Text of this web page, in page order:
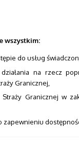
wszystkim:
do usług
na rzecz
Granicznej,
Granicznej w
zapewnieniu